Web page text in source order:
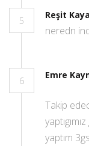
5
Reşit
neredn
6
Emre
Takip
yaptım